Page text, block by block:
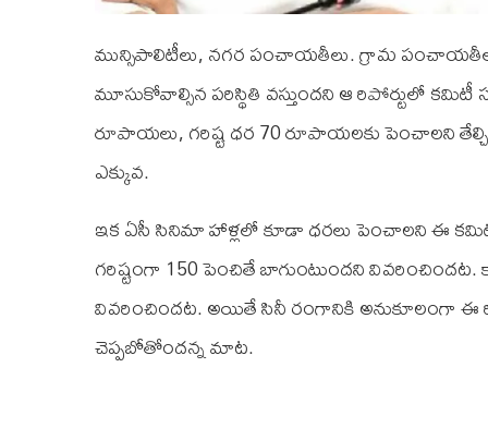
మున్సిపాలిటీలు, నగర పంచాయతీలు. గ్రామ
మూసుకోవాల్సిన పరిస్థితి వస్తుందని ఆ రిపోర్టులో
రూపాయలు, గరిష్ట ధర 70 రూపాయలకు పెంచాలని
ఎక్కువ.
ఇక ఏసీ సినిమా హాళ్లలో కూడా ధరలు పెంచాలని ఈ
గరిష్టంగా 150 పెంచితే బాగుంటుందని వివరించిందట.
వివరించిందట. అయితే సినీ రంగానికి అనుకూలంగా ఈ
చెప్పబోతోందన్న మాట.